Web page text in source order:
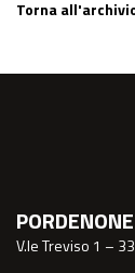
Torna
V.le Treviso 1 –